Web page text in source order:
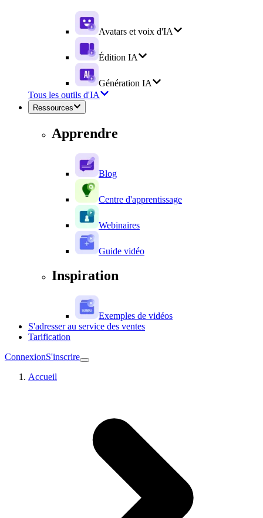
Avatars et voix d'IA
Édition IA
Génération IA
Tous les outils d'IA
Ressources
Apprendre
Blog
Centre d'apprentissage
Webinaires
Guide vidéo
Inspiration
Exemples de vidéos
S'adresser au service des ventes
Tarification
ConnexionS'inscrire
Accueil